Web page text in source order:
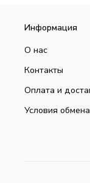
Информация
О нас
Контакты
Оплата и
Условия